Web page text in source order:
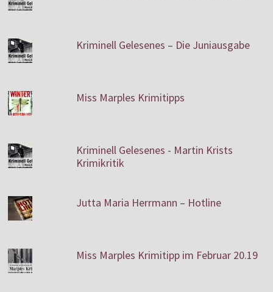
Kriminell Gelesenes – Die Juniausgabe
Miss Marples Krimitipps
Kriminell Gelesenes - Martin Krists
Krimikritik
Jutta Maria Herrmann – Hotline
Miss Marples Krimitipp im Februar 20.19